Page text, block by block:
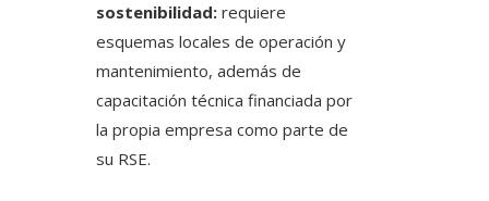
sostenibilidad: requiere
esquemas locales de operación y
mantenimiento, además de
capacitación técnica financiada por
la propia empresa como parte de
su RSE.